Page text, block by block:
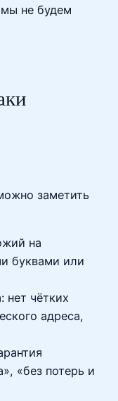
не будем
заметить
на
буквами или
нет чётких
адреса,
«без потерь и